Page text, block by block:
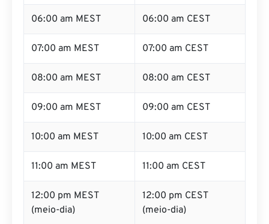
06:00 am MEST 06:00 am CEST
07:00 am MEST 07:00 am CEST
08:00 am MEST 08:00 am CEST
09:00 am MEST 09:00 am CEST
10:00 am MEST 10:00 am CEST
11:00 am MEST 11:00 am CEST
12:00 pm MEST
(meio-dia)
12:00 pm CEST
(meio-dia)